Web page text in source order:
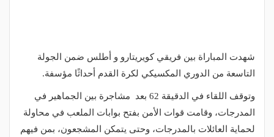
شهدت المباراة بين فريقي كويريتارو و أطلس ضمن الجولة
التاسعة من الدوري المكسيكي لكرة القدم أحداثًا مؤسفة.
وتوقف اللقاء في الدقيقة 62 بعد مشاجرة بين الجماهير في
المدرجات، وقامت قوات الأمن بفتح بوابات الملعب في محاولة
لحماية العائلات بالمدرجات، وحتى يتمكن المشجعون، بمن فيهم